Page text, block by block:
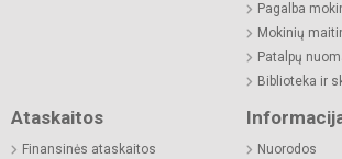
Pagalba
Mokinių
Patalpų
Biblioteka ir
Ataskaitos
Finansinės ataskaitos
Nuorodos